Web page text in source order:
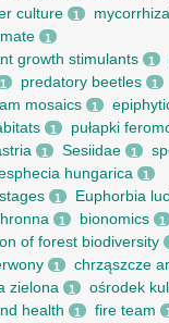
culture 1
1
growth stimulants 1
1 predatory beetles 1
mosaics 1
1 pułapki
1 Sesiidae 1
hungarica 1
1 Euphorbia
1 bionomics 1
of forest biodiversity
1 chrząszcze
zielona 1 ośrodek
health 1 fire team